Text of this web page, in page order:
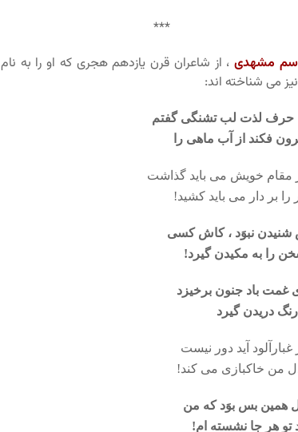
مشهدی، از شاعران قرن یازدهم هجری که او را به نام
می شناخته اند:
حرف لذت لب تشنگی گفتم
فکند از آب ماهی را
مقام خویش می باید گذاشت
بر دار می باید کشید!
نبوَد ، کاش کسی
را به مکیدن گیرد!
باد جنون برخیزد
دریدن گیرد
آید دور نیست
من خاکبازی می کند!
همین بس بوَد که من
تو هر جا نشسته ام!